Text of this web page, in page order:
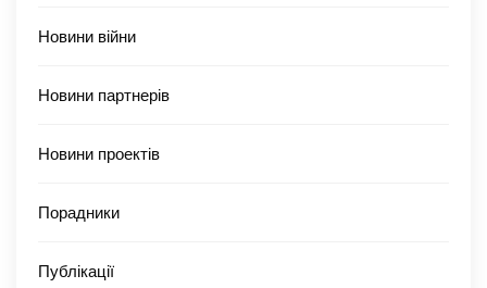
Новини війни
Новини партнерів
Новини проектів
Порадники
Публікації